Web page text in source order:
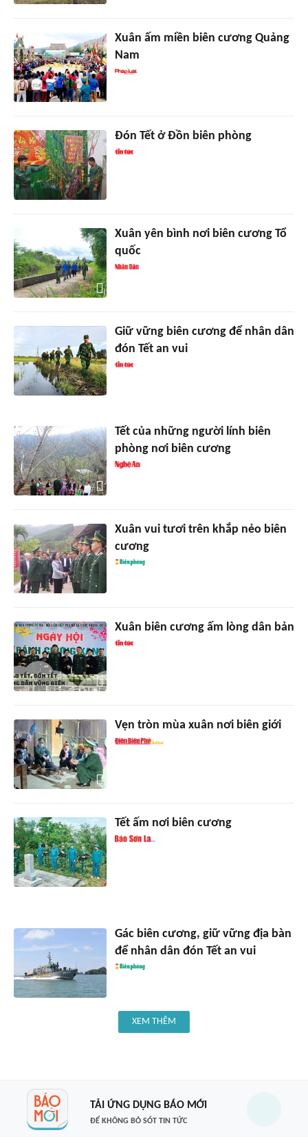
Xuân ấm miền biên cương Quảng
Nam
Đón Tết ở Đồn biên phòng
Xuân yên bình nơi biên cương Tổ
quốc
Giữ vững biên cương để nhân dân
đón Tết an vui
Tết của những người lính biên
phòng nơi biên cương
Xuân vui tươi trên khắp nẻo biên
cương
Xuân biên cương ấm lòng dân bản
Vẹn tròn mùa xuân nơi biên giới
Tết ấm nơi biên cương
Gác biên cương, giữ vững địa bàn
để nhân dân đón Tết an vui
XEM THÊM
TẢI ỨNG DỤNG BÁO MỚI
ĐỂ KHÔNG BỎ SÓT TIN TỨC